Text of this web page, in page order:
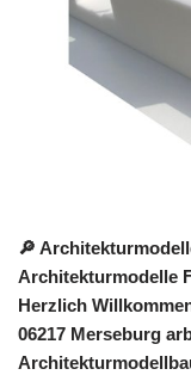
🔎
Architekturmodelle
Herzlich
06217 Merseburg